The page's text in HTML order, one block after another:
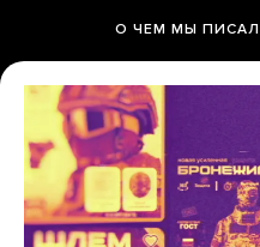
О ЧЕМ МЫ